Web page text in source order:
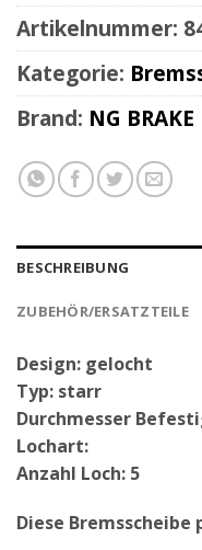
Artikelnummer:
Kategorie:
Brand: NG BRAKE
BESCHREIBUNG
ZUBEHÖR/ERSATZTEILE
Design: gelocht
Typ: starr
Durchmesser
Lochart:
Anzahl Loch: 5
Diese